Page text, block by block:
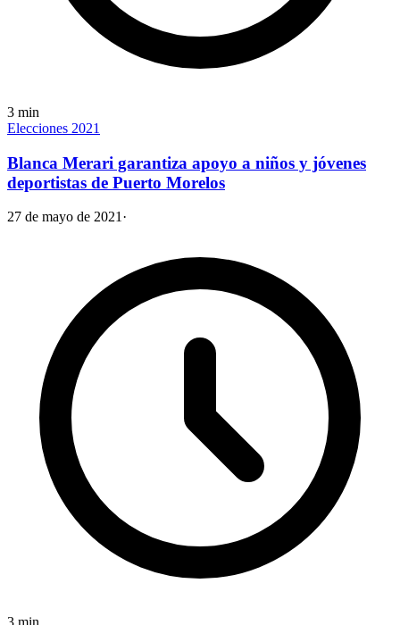
3 min
Elecciones 2021
Blanca Merari garantiza apoyo a niños y jóvenes
deportistas de Puerto Morelos
27 de mayo de 2021·